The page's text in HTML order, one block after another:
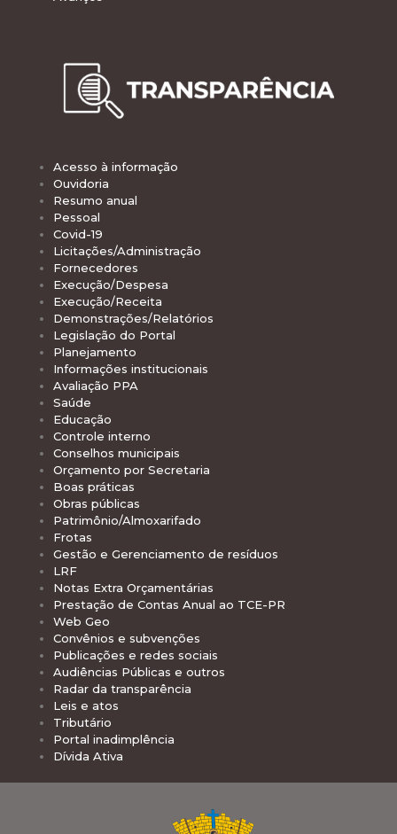
Acesso à informação
Ouvidoria
Resumo anual
Pessoal
Covid-19
Licitações/Administração
Fornecedores
Execução/Despesa
Execução/Receita
Demonstrações/Relatórios
Legislação do Portal
Planejamento
Informações institucionais
Avaliação PPA
Saúde
Educação
Controle interno
Conselhos municipais
Orçamento por Secretaria
Boas práticas
Obras públicas
Patrimônio/Almoxarifado
Frotas
Gestão e Gerenciamento de resíduos
LRF
Notas Extra Orçamentárias
Prestação de Contas Anual ao TCE-PR
Web Geo
Convênios e subvenções
Publicações e redes sociais
Audiências Públicas e outros
Radar da transparência
Leis e atos
Tributário
Portal inadimplência
Dívida Ativa